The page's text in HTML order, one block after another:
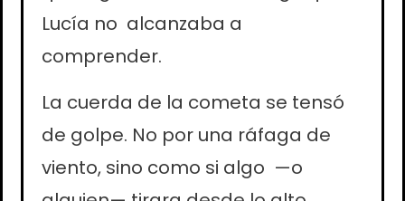
Lucía no alcanzaba a
comprender.
La cuerda de la cometa se tensó
de golpe. No por una ráfaga de
viento, sino como si algo —o